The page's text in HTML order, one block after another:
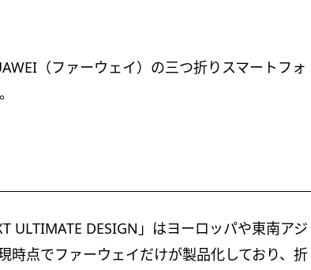
（ファーウェイ）の三つ折りスマートフォ
ULTIMATE DESIGN」はヨーロッパや東南アジ
時点でファーウェイだけが製品化しており、折